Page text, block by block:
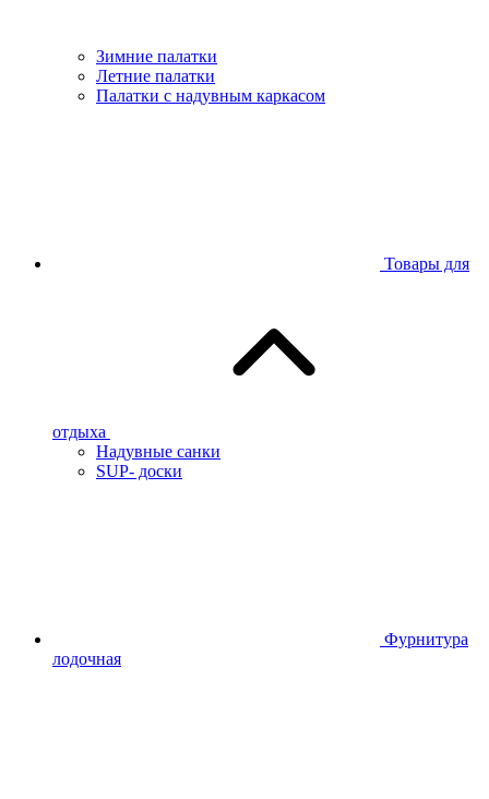
Зимние палатки
Летние палатки
Палатки с надувным каркасом
Товары для
отдыха
Надувные санки
SUP- доски
Фурнитура
лодочная